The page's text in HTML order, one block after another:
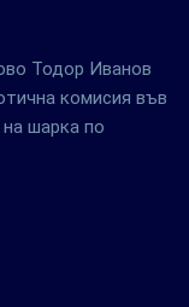
Тодор Иванов
комисия във
шарка по